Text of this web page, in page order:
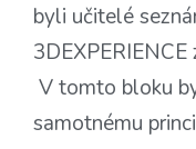
byli učitelé
V tomto bloku
samotnému